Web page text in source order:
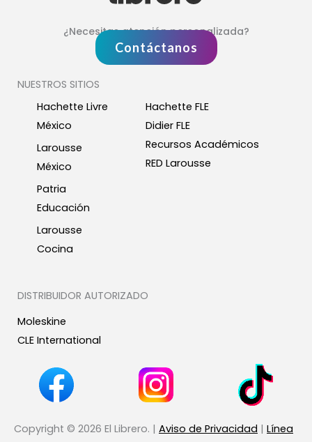
¿Necesitas atención personalizada?
Contáctanos
NUESTROS SITIOS
Hachette Livre
México
Larousse
México
Patria
Educación
Larousse
Cocina
Hachette FLE
Didier FLE
Recursos Académicos
RED Larousse
DISTRIBUIDOR AUTORIZADO
Moleskine
CLE International
Copyright © 2026 El Librero. | Aviso de Privacidad | Línea